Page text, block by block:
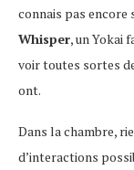
connais pas encore
Whisper, un Yokai
voir toutes sortes
ont.
Dans la chambre,
d’interactions